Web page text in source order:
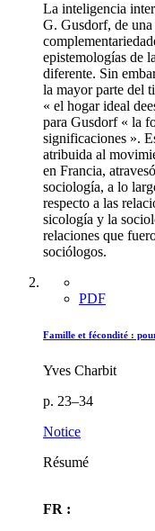
La inteligencia
G. Gusdorf, de
epistemologías de
diferente. Sin
la mayor parte del
« el hogar ideal
para Gusdorf « la
significaciones ».
atribuida al
en Francia,
sociología, a lo
respecto a las
sicología y la
relaciones que
sociólogos.
PDF
Famille et fécondité :
Yves Charbit
p. 23–34
Notice
Résumé
FR :